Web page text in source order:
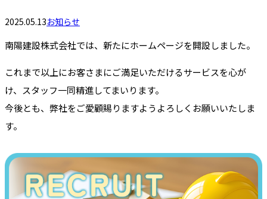
2025.05.13お知らせ
南陽建設株式会社では、新たにホームページを開設しました。
これまで以上にお客さまにご満足いただけるサービスを心が
け、スタッフ一同精進してまいります。
今後とも、弊社をご愛顧賜りますようよろしくお願いいたしま
す。